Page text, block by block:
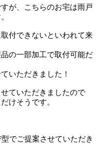
が、こちらのお宅は雨戸
付できないといわれて来
の一部加工で取付可能だ
いただきました！
ていただきましたので
けそうです。
でご提案させていただき